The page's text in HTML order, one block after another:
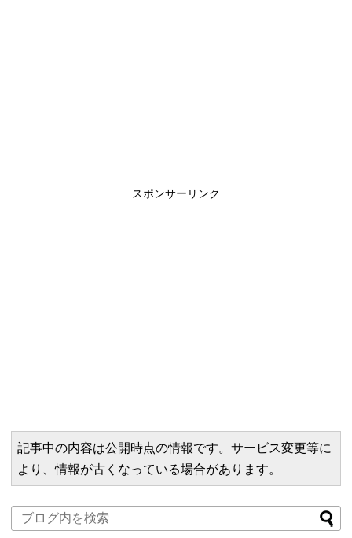
スポンサーリンク
記事中の内容は公開時点の情報です。サービス変更等に
より、情報が古くなっている場合があります。